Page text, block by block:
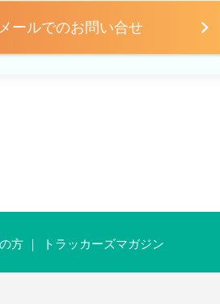
メールでのお問い合せ
方 トラッカーズマガジン